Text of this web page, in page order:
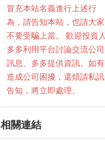
冒充本站名義進行上述行
為，請告知本站，也請大家
不要受騙上當。 歡迎投資人
多多利用平台討論交流公司
訊息、多多提供資訊。如有
造成公司困擾，還煩請私訊
告知，將立即處理。
相關連結